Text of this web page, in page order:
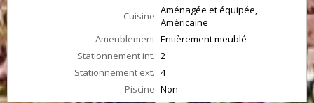
Cuisine Aménagée et équipée,
Américaine
Ameublement Entièrement meublé
Stationnement int. 2
Stationnement ext. 4
Piscine Non